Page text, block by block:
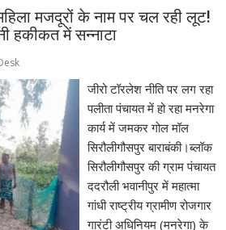
मजदूरों के नाम पर चल रही लूट!
हकीकत में सन्नाटा
जीरो टॉरलेश नीति पर लग रहा
पलीता पंचायत में हो रहा मनरेगा
कार्य में जमकर गोल मॉल
सिरौलीगौसपुर बाराबंकी।ब्लॉक
सिरौलीगौसपुर की ग्राम पंचायत
ददरौली भवानीपुर में महात्मा
गांधी राष्ट्रीय ग्रामीण रोजगार
गारंटी अधिनियम (मनरेगा) के